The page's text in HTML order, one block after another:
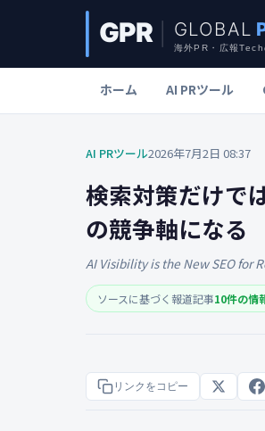
ホーム AI PRツール
AI PRツール2026年7月2日 08:37
検索対策だけで
の競争軸になる
AI Visibility is the New SEO for
ソースに基づく報道記事10件の情
リンクをコピー